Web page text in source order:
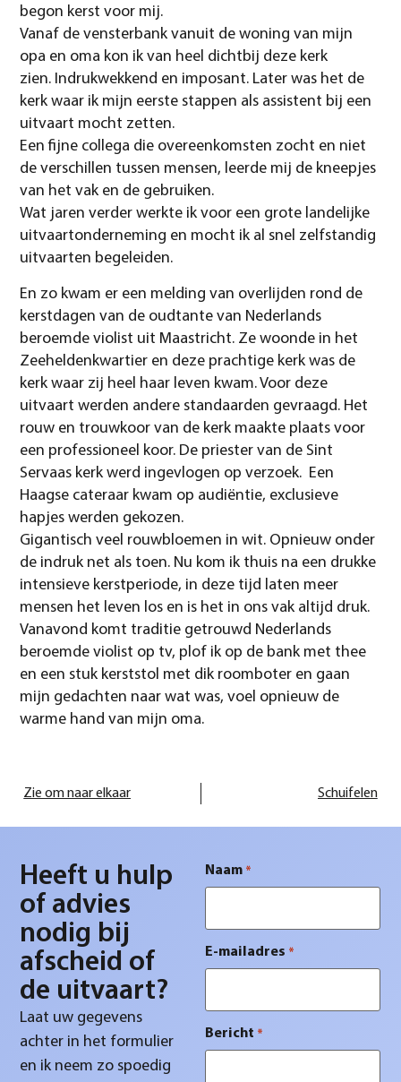
begon kerst voor mij.
Vanaf de vensterbank vanuit de woning van mijn
opa en oma kon ik van heel dichtbij deze kerk
zien. Indrukwekkend en imposant. Later was het de
kerk waar ik mijn eerste stappen als assistent bij een
uitvaart mocht zetten.
Een fijne collega die overeenkomsten zocht en niet
de verschillen tussen mensen, leerde mij de kneepjes
van het vak en de gebruiken.
Wat jaren verder werkte ik voor een grote landelijke
uitvaartonderneming en mocht ik al snel zelfstandig
uitvaarten begeleiden.
En zo kwam er een melding van overlijden rond de
kerstdagen van de oudtante van Nederlands
beroemde violist uit Maastricht. Ze woonde in het
Zeeheldenkwartier en deze prachtige kerk was de
kerk waar zij heel haar leven kwam. Voor deze
uitvaart werden andere standaarden gevraagd. Het
rouw en trouwkoor van de kerk maakte plaats voor
een professioneel koor. De priester van de Sint
Servaas kerk werd ingevlogen op verzoek. Een
Haagse cateraar kwam op audiëntie, exclusieve
hapjes werden gekozen.
Gigantisch veel rouwbloemen in wit. Opnieuw onder
de indruk net als toen. Nu kom ik thuis na een drukke
intensieve kerstperiode, in deze tijd laten meer
mensen het leven los en is het in ons vak altijd druk.
Vanavond komt traditie getrouwd Nederlands
beroemde violist op tv, plof ik op de bank met thee
en een stuk kerststol met dik roomboter en gaan
mijn gedachten naar wat was, voel opnieuw de
warme hand van mijn oma.
Zie om naar elkaar Schuifelen
Heeft u hulp
of advies
nodig bij
afscheid of
de uitvaart?
Laat uw gegevens
achter in het formulier
en ik neem zo spoedig
Naam *
E-mailadres *
Bericht *